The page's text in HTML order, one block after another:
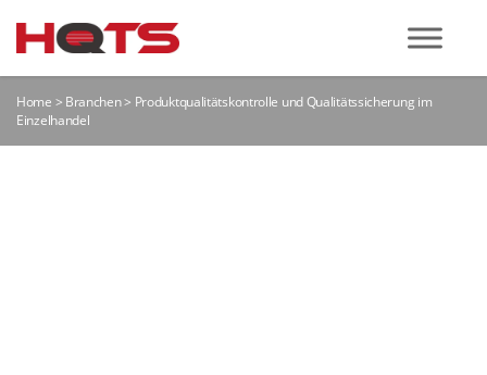
Home > Branchen> Produktqualitätskontrolle und Qualitätssicherung im
Einzelhandel